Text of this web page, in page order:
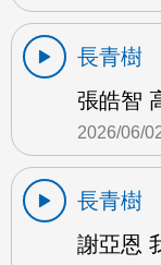
長青樹
張皓智
2026/06/
長青樹
謝亞恩